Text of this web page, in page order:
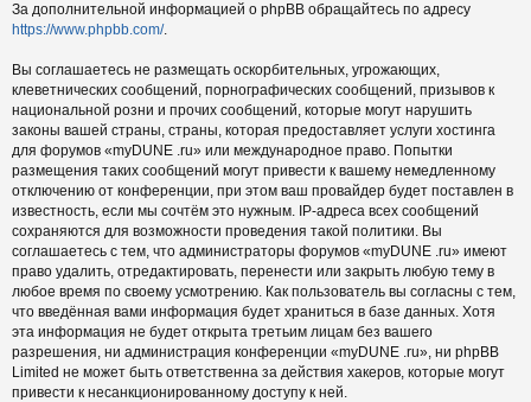
За дополнительной информацией о phpBB обращайтесь по адресу
https://www.phpbb.com/.
Вы соглашаетесь не размещать оскорбительных, угрожающих,
клеветнических сообщений, порнографических сообщений, призывов к
национальной розни и прочих сообщений, которые могут нарушить
законы вашей страны, страны, которая предоставляет услуги хостинга
для форумов «myDUNE .ru» или международное право. Попытки
размещения таких сообщений могут привести к вашему немедленному
отключению от конференции, при этом ваш провайдер будет поставлен в
известность, если мы сочтём это нужным. IP-адреса всех сообщений
сохраняются для возможности проведения такой политики. Вы
соглашаетесь с тем, что администраторы форумов «myDUNE .ru» имеют
право удалить, отредактировать, перенести или закрыть любую тему в
любое время по своему усмотрению. Как пользователь вы согласны с тем,
что введённая вами информация будет храниться в базе данных. Хотя
эта информация не будет открыта третьим лицам без вашего
разрешения, ни администрация конференции «myDUNE .ru», ни phpBB
Limited не может быть ответственна за действия хакеров, которые могут
привести к несанкционированному доступу к ней.